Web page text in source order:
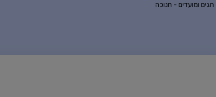
חגים ומועדים - חנוכה